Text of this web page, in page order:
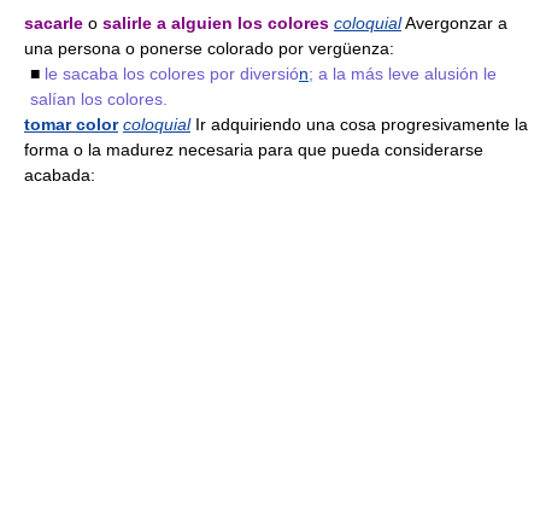
sacarle o salirle a alguien los colores coloquialAvergonzar a
una persona o ponerse colorado por vergüenza:
■ le sacaba los colores por diversión; a la más leve alusión le
salían los colores.
tomar color coloquialIr adquiriendo una cosa progresivamente la
forma o la madurez necesaria para que pueda considerarse
acabada: